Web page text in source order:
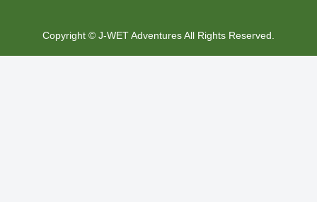
Copyright © J-WET Adventures All Rights Reserved.